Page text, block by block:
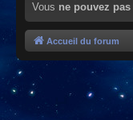
Vous ne pouvez pas
Accueil du forum